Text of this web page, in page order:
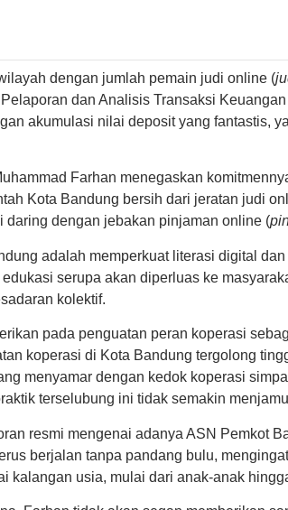
dengan jumlah pemain judi online (
dan Analisis Transaksi
akumulasi nilai deposit yang fantastis,
Farhan menegaskan
Kota Bandung bersih dari jeratan judi
daring dengan jebakan pinjaman online (
adalah memperkuat literasi digital
serupa akan diperluas ke
kolektif.
pada penguatan peran koperasi
koperasi di Kota Bandung tergolong
menyamar dengan kedok koperasi
terselubung ini tidak semakin
resmi mengenai adanya ASN Pemkot
berjalan tanpa pandang bulu,
kalangan usia, mulai dari anak-anak